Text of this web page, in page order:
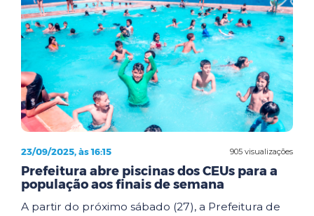
905 visualizações
23/09/2025, às 16:15
Prefeitura abre piscinas dos CEUs para a
população aos finais de semana
A partir do próximo sábado (27), a Prefeitura de